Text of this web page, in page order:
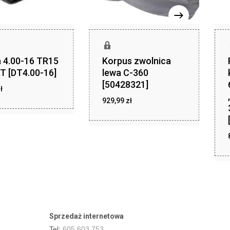
4.00-16 TR15
[DT4.00-16]
Korpus zwolnica
lewa C-360
[50428321]
929,99 zł
Sprzedaż internetowa